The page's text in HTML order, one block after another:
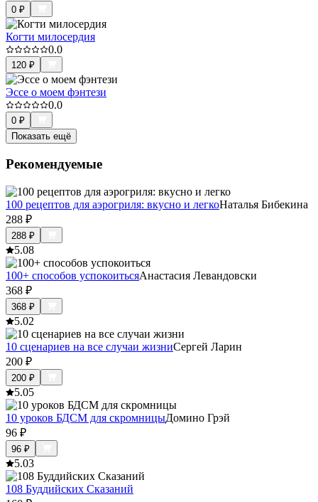
0 ₽
Когти милосердия
0.0
120 ₽
Эссе о моем фэнтези
0.0
0 ₽
Показать ещё
Рекомендуемые
100 рецептов для аэрогриля: вкусно и легкоНаталья Бибекина
288 ₽
288 ₽
5.08
100+ способов успокоитьсяАнастасия Левандовски
368 ₽
368 ₽
5.02
10 сценариев на все случаи жизниСергей Ларин
200 ₽
200 ₽
5.05
10 уроков БДСМ для скромницыДомино Грэй
96 ₽
96 ₽
5.03
108 Буддийских Сказаний